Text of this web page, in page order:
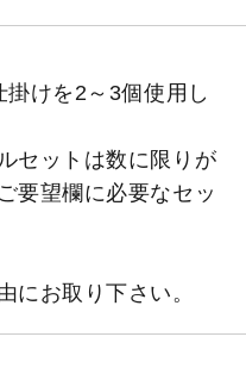
けを2～3個使用し
セットは数に限りが
要望欄に必要なセッ
にお取り下さい。